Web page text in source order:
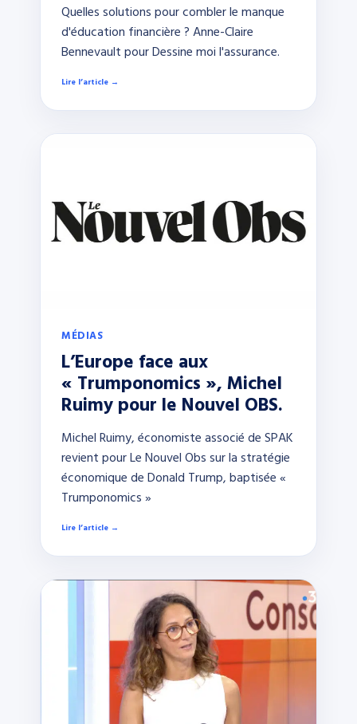
Quelles solutions pour combler le manque
d'éducation financière ? Anne-Claire
Bennevault pour Dessine moi l'assurance.
Lire l’article →
MÉDIAS
L’Europe face aux
« Trumponomics », Michel
Ruimy pour le Nouvel OBS.
Michel Ruimy, économiste associé de SPAK
revient pour Le Nouvel Obs sur la stratégie
économique de Donald Trump, baptisée «
Trumponomics »
Lire l’article →